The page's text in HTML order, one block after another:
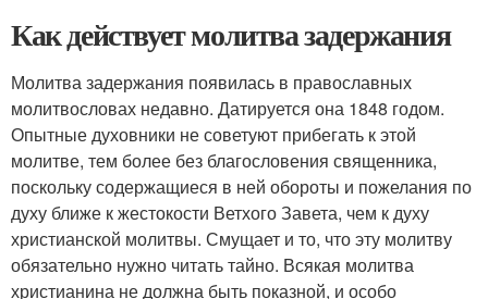
Как действует молитва задержания
Молитва задержания появилась в православных
молитвословах недавно. Датируется она 1848 годом.
Опытные духовники не советуют прибегать к этой
молитве, тем более без благословения священника,
поскольку содержащиеся в ней обороты и пожелания по
духу ближе к жестокости Ветхого Завета, чем к духу
христианской молитвы. Смущает и то, что эту молитву
обязательно нужно читать тайно. Всякая молитва
христианина не должна быть показной, и особо